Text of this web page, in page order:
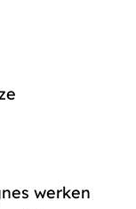
werken